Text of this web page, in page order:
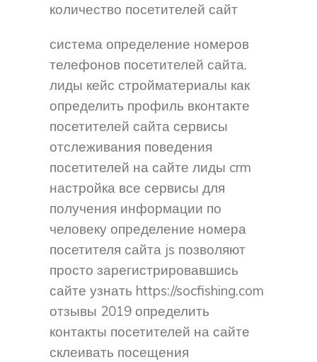
количество посетителей сайт
система определение номеров
телефонов посетителей сайта.
лиды кейс стройматериалы как
определить профиль вконтакте
посетителей сайта сервисы
отслеживания поведения
посетителей на сайте лиды crm
настройка все сервисы для
получения информации по
человеку определение номера
посетителя сайта js позволяют
просто зарегистрировавшись
сайте узнать https://socfishing.com
отзывы 2019 определить
контакты посетителей на сайте
склеивать посещения